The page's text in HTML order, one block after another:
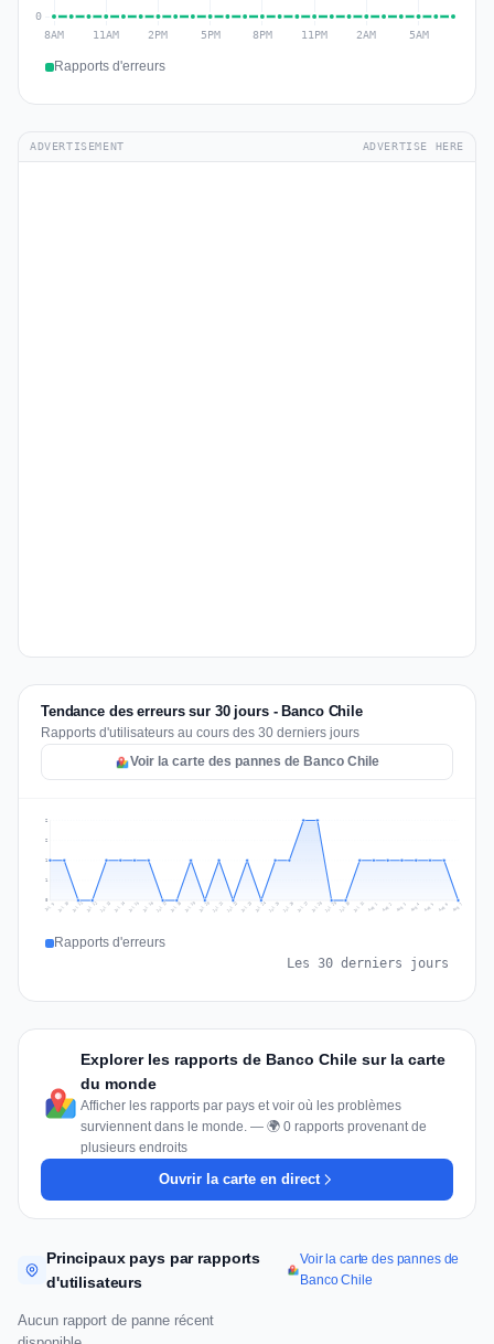
Rapports d'erreurs
ADVERTISEMENT ADVERTISE HERE
Tendance des erreurs sur 30 jours - Banco Chile
Rapports d'utilisateurs au cours des 30 derniers jours
Voir la carte des pannes de Banco Chile
1
1
2
2
Jul 9 Jul 10 Jul 11 Jul 12 Jul 13 Jul 14 Jul 15 Jul 16 Jul 17 Jul 18 Jul 19 Jul 20 Jul 21 Jul 22 Jul 23 Jul 24 Jul 25 Jul 26 Jul 27 Jul 28 Jul 29 Jul 30 Jul 31 Aug 1 Aug 2 Aug 3 Aug 4 Aug 5 Aug 6 Aug 7
Rapports d'erreurs
Les 30 derniers jours
Explorer les rapports de Banco Chile sur la carte
du monde
Afficher les rapports par pays et voir où les problèmes
surviennent dans le monde. — 🌍 0 rapports provenant de
plusieurs endroits
Ouvrir la carte en direct
Principaux pays par rapports
d'utilisateurs
Voir la carte des pannes de
Banco Chile
Aucun rapport de panne récent